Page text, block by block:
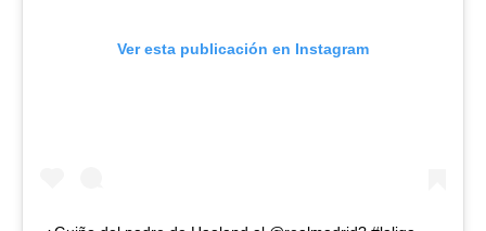
Ver esta publicación en Instagram